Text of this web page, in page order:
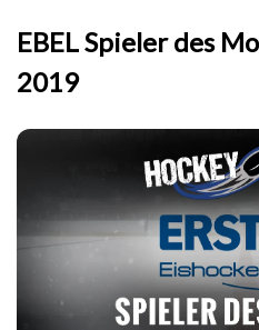
EBEL Spieler des
2019